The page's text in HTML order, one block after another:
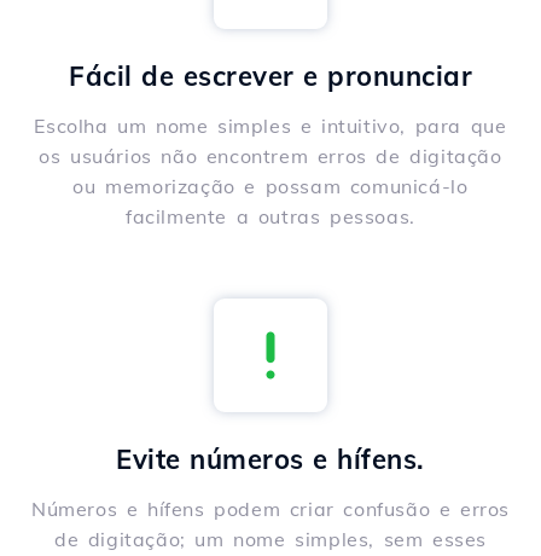
Fácil de escrever e pronunciar
Escolha um nome simples e intuitivo, para que
os usuários não encontrem erros de digitação
ou memorização e possam comunicá-lo
facilmente a outras pessoas.
Evite números e hífens.
Números e hífens podem criar confusão e erros
de digitação; um nome simples, sem esses